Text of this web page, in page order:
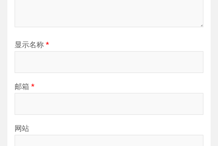
显示名称 *
邮箱 *
网站